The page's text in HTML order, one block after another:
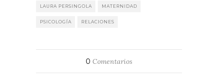
LAURA PERSINGOLA MATERNIDAD
PSICOLOGÍA RELACIONES
0 Comentarios